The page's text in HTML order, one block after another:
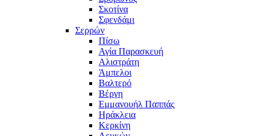
Σκοτίνα
Σφενδάμι
Σερρών
Πίσω
Αγία Παρασκευή
Αλιστράτη
Άμπελοι
Βαλτερό
Βέργη
Εμμανουήλ Παππάς
Ηράκλεια
Κερκίνη